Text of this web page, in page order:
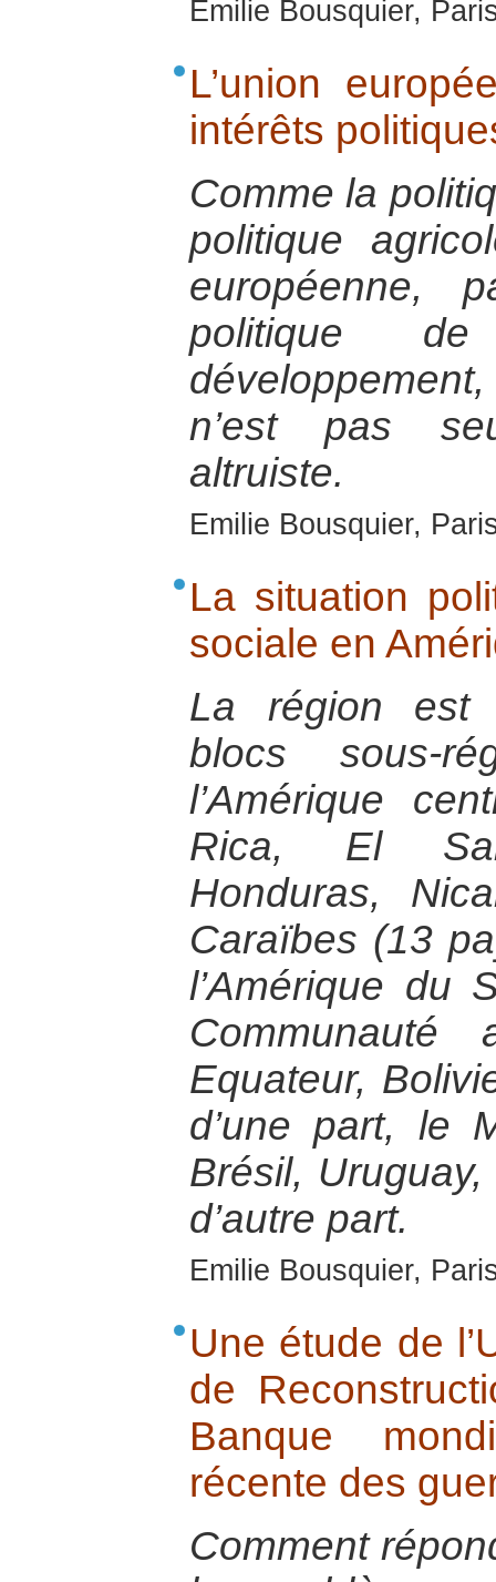
Emilie Bousquier,
L’union
intérêts
Comme la
politique
politique
n’est pas
altruiste.
Emilie Bousquier,
La situation
sociale en
La région est
blocs sous-
l’Amérique
Rica, El
Honduras,
Caraïbes (13
l’Amérique du
Communauté
Equateur,
d’une part, le
Brésil,
d’autre part.
Emilie Bousquier,
Une étude de
de
Banque
récente des
Comment